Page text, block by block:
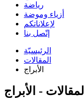
رياضة
أزياء وموضة
لإعلاناتكم
إتّصل بنا
الرئيسيّة
المقالات
الأبراج
المقالات - الأبراج